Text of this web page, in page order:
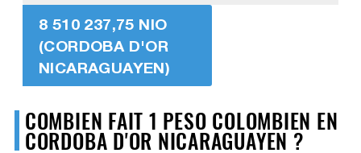
8 510 237,75 NIO
(CORDOBA D'OR
NICARAGUAYEN)
COMBIEN FAIT 1 PESO COLOMBIEN EN
CORDOBA D'OR NICARAGUAYEN ?